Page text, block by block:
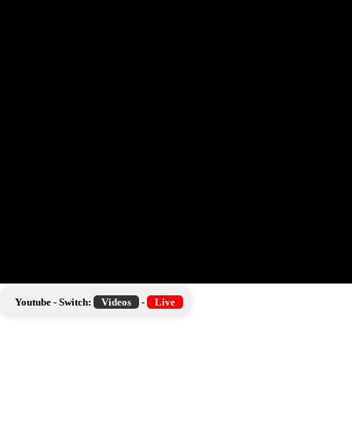
Youtube - Switch: Videos - Live